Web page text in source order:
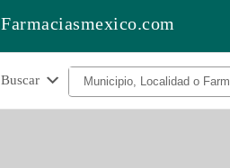
Farmaciasmexico.com
Buscar